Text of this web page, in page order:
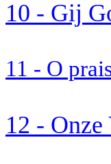
10 - Gij
11 - O
12 - Onze